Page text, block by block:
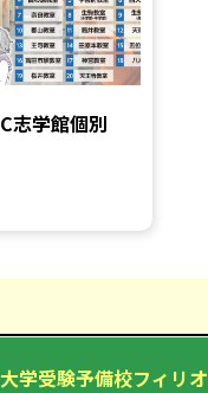
志学館個別
大学受験予備校フィリオ